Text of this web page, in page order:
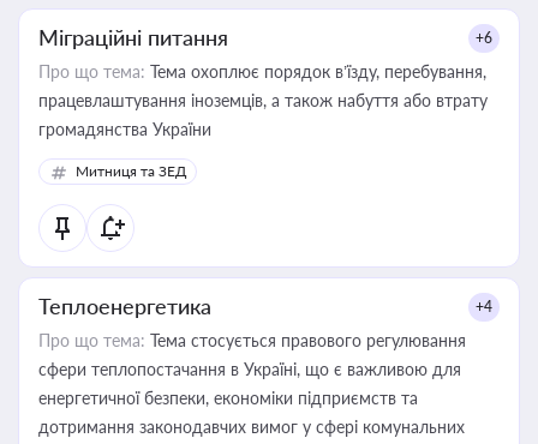
Міграційні питання +6
Про що тема: Тема охоплює порядок в’їзду, перебування,
працевлаштування іноземців, а також набуття або втрату
громадянства України
Митниця та ЗЕД
Теплоенергетика +4
Про що тема: Тема стосується правового регулювання
сфери теплопостачання в Україні, що є важливою для
енергетичної безпеки, економіки підприємств та
дотримання законодавчих вимог у сфері комунальних